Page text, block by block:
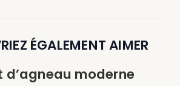
ÉGALEMENT AIMER
d’agneau moderne